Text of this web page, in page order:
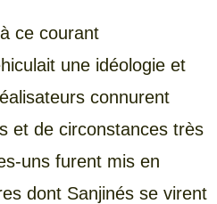
ce courant
une idéologie et
connurent
et de circonstances très
uns furent mis en
dont Sanjinés se virent